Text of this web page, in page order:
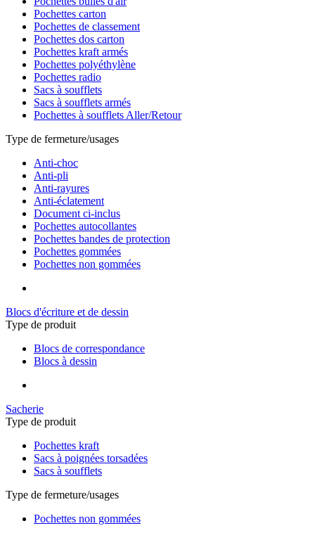
Pochettes carton
Pochettes de classement
Pochettes dos carton
Pochettes kraft armés
Pochettes polyéthylène
Pochettes radio
Sacs à soufflets
Sacs à soufflets armés
Pochettes à soufflets Aller/Retour
Type de fermeture/usages
Anti-choc
Anti-pli
Anti-rayures
Anti-éclatement
Document ci-inclus
Pochettes autocollantes
Pochettes bandes de protection
Pochettes gommées
Pochettes non gommées
Blocs d'écriture et de dessin
Type de produit
Blocs de correspondance
Blocs à dessin
Sacherie
Type de produit
Pochettes kraft
Sacs à poignées torsadées
Sacs à soufflets
Type de fermeture/usages
Pochettes non gommées